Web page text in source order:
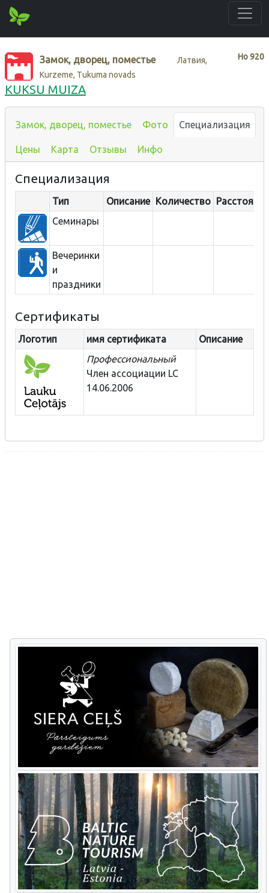
Нo920
Замок, дворец, поместье
Латвия,
Kurzeme, Tukuma novads
KUKSU MUIZA
Замок, дворец, поместье Фото Специализация
Цены Карта Отзывы Инфо
Специализация
Тип Описание Количество Расстояние
Семинары
Вечеринки
и
праздники
Сертификаты
Логотип имя сертификата
Описание
Профессиональный
Член ассоциации LC
14.06.2006